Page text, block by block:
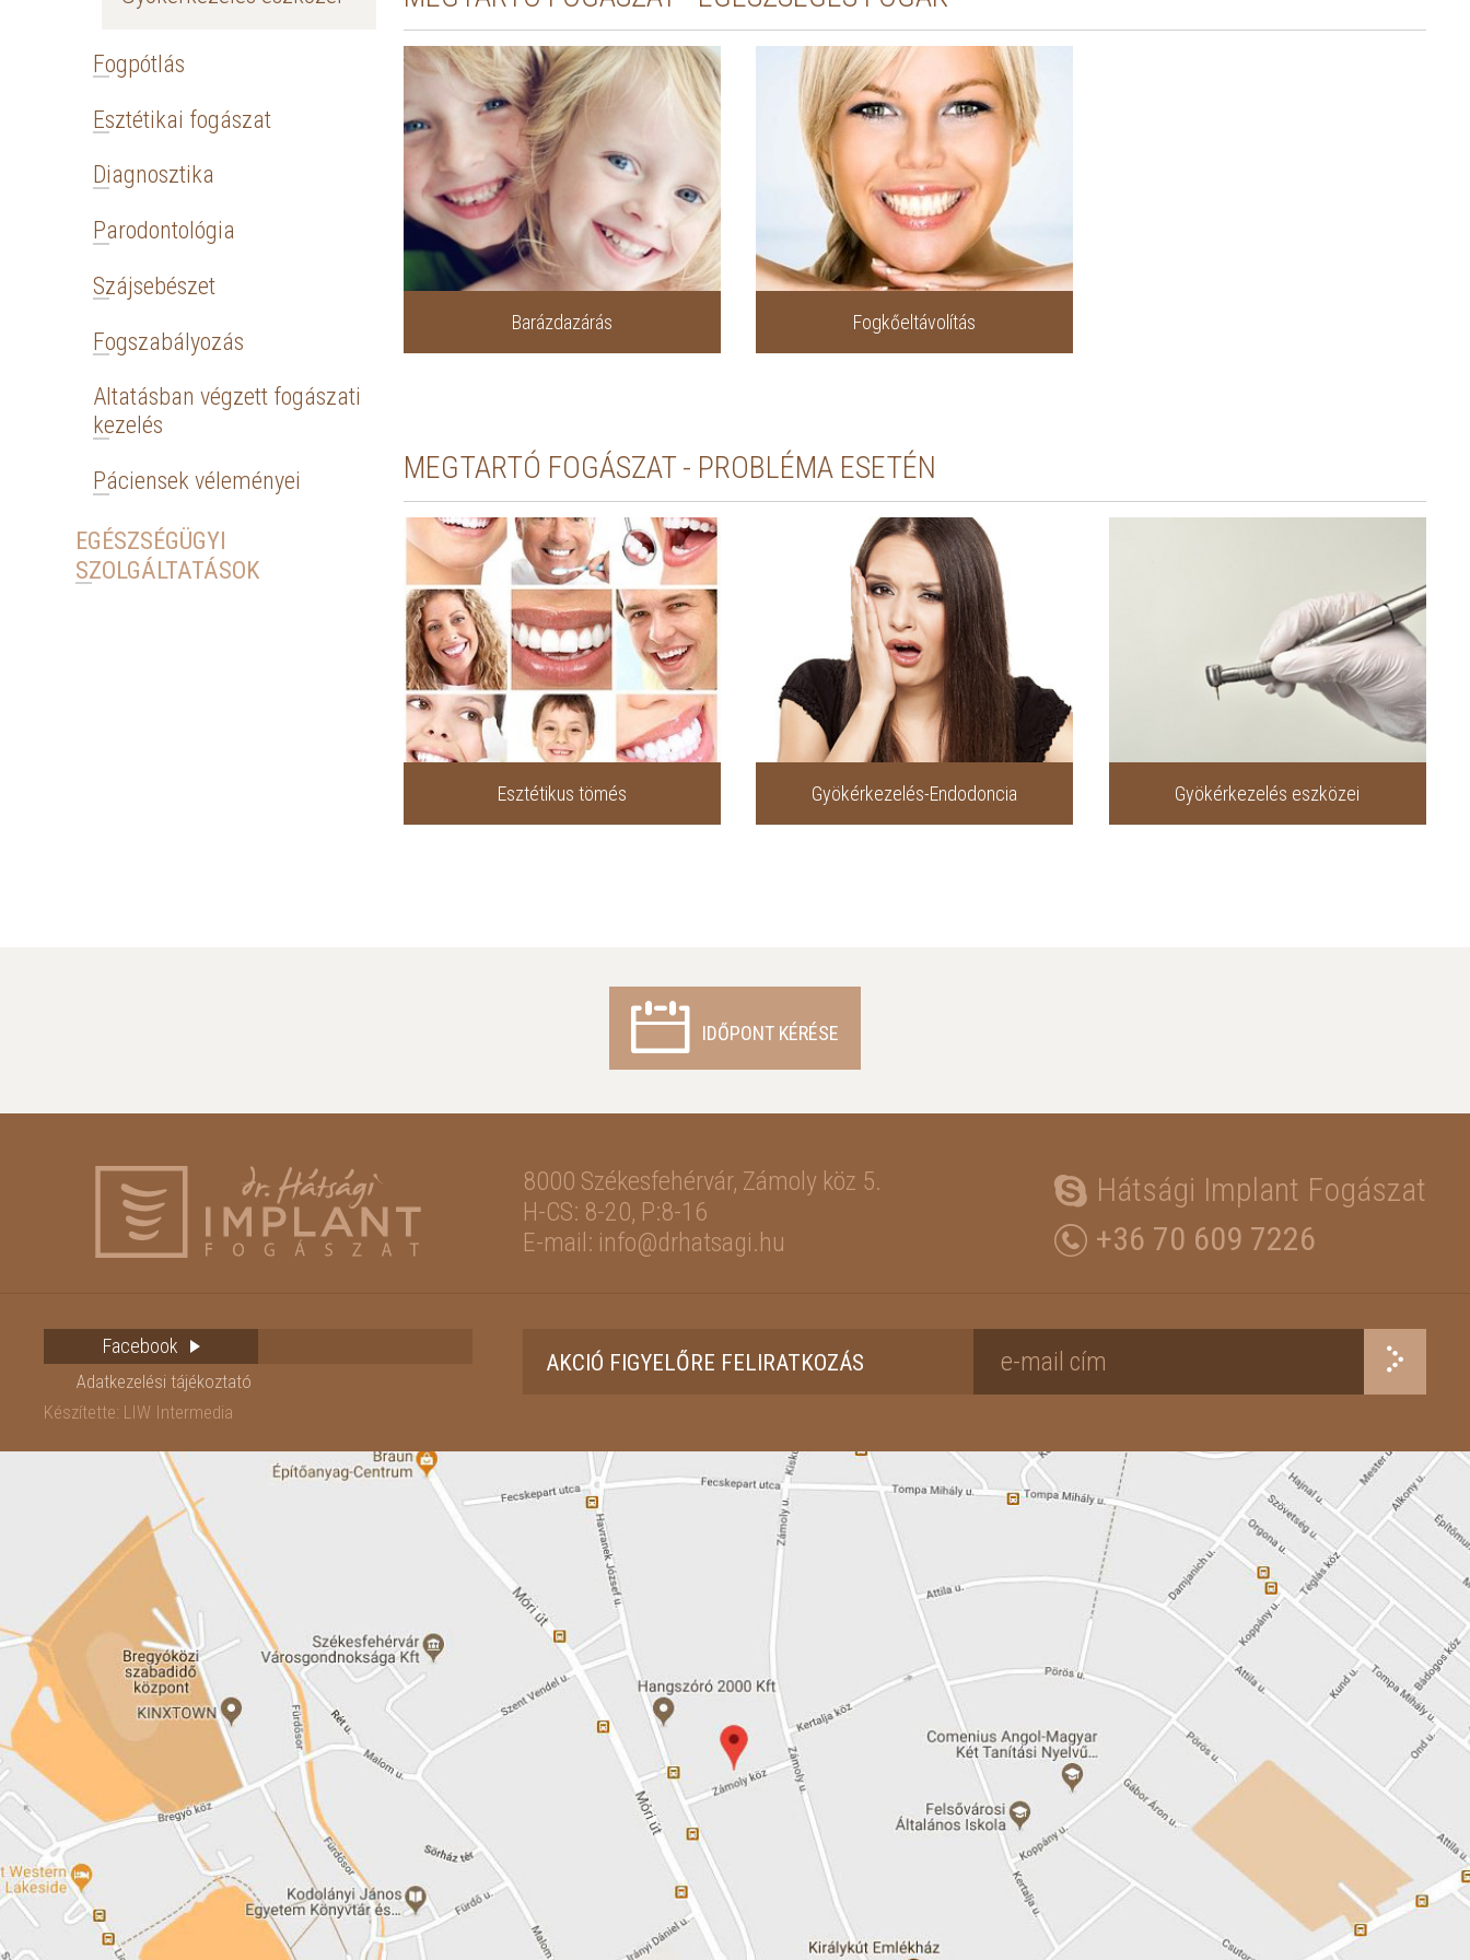
Barázdazárás Fogkőeltávolítás
MEGTARTÓ FOGÁSZAT - PROBLÉMA ESETÉN
Esztétikus tömés Gyökérkezelés-Endodoncia Gyökérkezelés eszközei
Fogpótlás
Esztétikai fogászat
Diagnosztika
Parodontológia
Szájsebészet
Fogszabályozás
Altatásban végzett fogászati
kezelés
Páciensek véleményei
EGÉSZSÉGÜGYI
SZOLGÁLTATÁSOK
IDŐPONT KÉRÉSE
8000 Székesfehérvár, Zámoly köz 5.
H-CS: 8-20, P:8-16
E-mail: info@drhatsagi.hu
Hátsági Implant Fogászat
+36 70 609 7226
Facebook
Adatkezelési tájékoztató
Készítette: LIW Intermedia
AKCIÓ FIGYELŐRE FELIRATKOZÁS